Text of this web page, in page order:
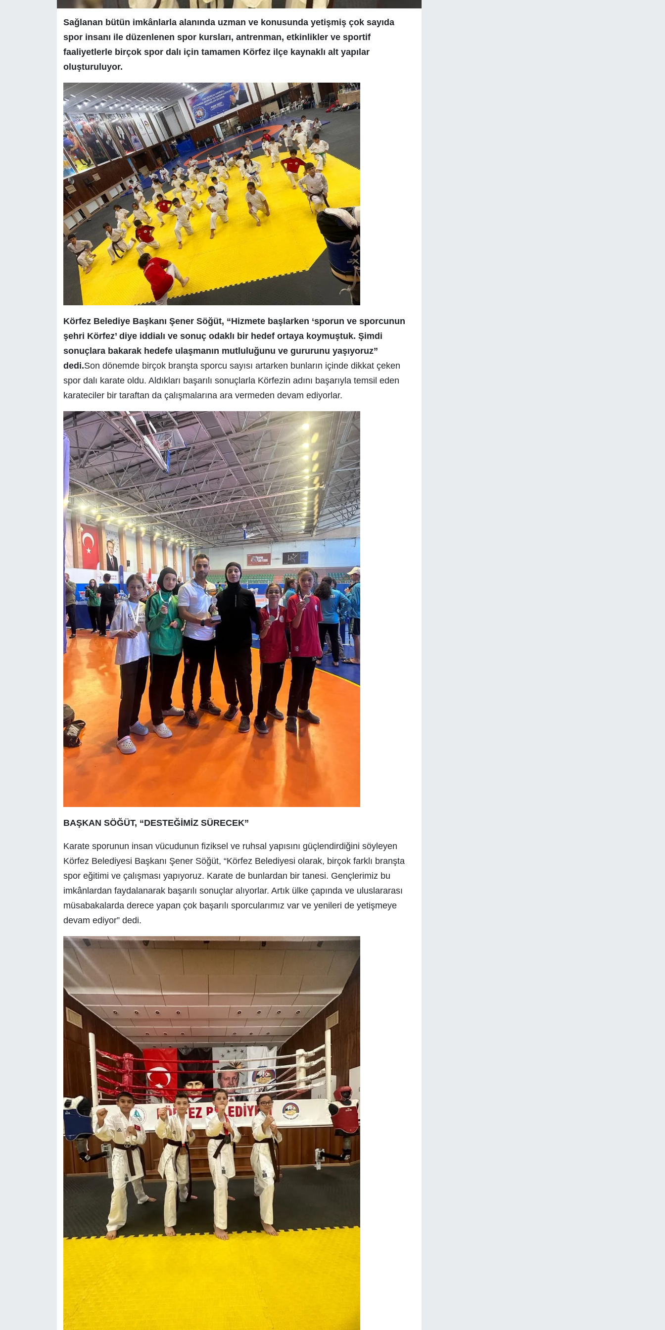
Sağlanan bütün imkânlarla alanında uzman ve konusunda yetişmiş çok sayıda
spor insanı ile düzenlenen spor kursları, antrenman, etkinlikler ve sportif
faaliyetlerle birçok spor dalı için tamamen Körfez ilçe kaynaklı alt yapılar
oluşturuluyor.
Körfez Belediye Başkanı Şener Söğüt, “Hizmete başlarken ‘sporun ve sporcunun
şehri Körfez’ diye iddialı ve sonuç odaklı bir hedef ortaya koymuştuk. Şimdi
sonuçlara bakarak hedefe ulaşmanın mutluluğunu ve gururunu yaşıyoruz”
dedi.Son dönemde birçok branşta sporcu sayısı artarken bunların içinde dikkat çeken
spor dalı karate oldu. Aldıkları başarılı sonuçlarla Körfezin adını başarıyla temsil eden
karateciler bir taraftan da çalışmalarına ara vermeden devam ediyorlar.
BAŞKAN SÖĞÜT, “DESTEĞİMİZ SÜRECEK”
Karate sporunun insan vücudunun fiziksel ve ruhsal yapısını güçlendirdiğini söyleyen
Körfez Belediyesi Başkanı Şener Söğüt, “Körfez Belediyesi olarak, birçok farklı branşta
spor eğitimi ve çalışması yapıyoruz. Karate de bunlardan bir tanesi. Gençlerimiz bu
imkânlardan faydalanarak başarılı sonuçlar alıyorlar. Artık ülke çapında ve uluslararası
müsabakalarda derece yapan çok başarılı sporcularımız var ve yenileri de yetişmeye
devam ediyor” dedi.